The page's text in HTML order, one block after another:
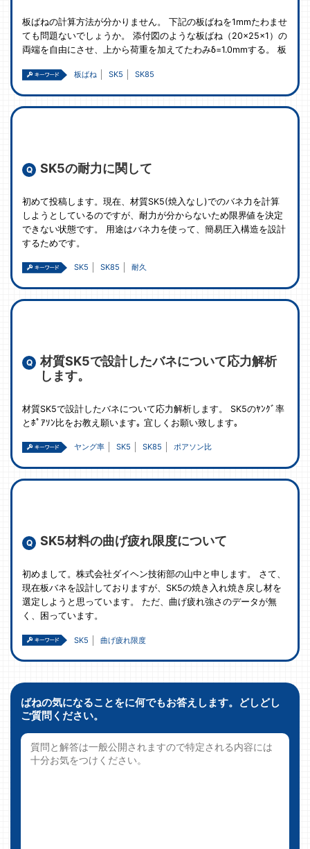
板ばねの計算方法が分かりません。 下記の板ばねを1mmたわませ
ても問題ないでしょうか。 添付図のような板ばね（20×25×1）の
両端を自由にさせ、上から荷重を加えてたわみδ=1.0mmする。 板
板ばね SK5 SK85
SK5の耐力に関して
初めて投稿します。現在、材質SK5(焼入なし)でのバネ力を計算
しようとしているのですが、耐力が分からないため限界値を決定
できない状態です。 用途はバネ力を使って、簡易圧入構造を設計
するためです。
SK5 SK85 耐久
材質SK5で設計したバネについて応力解析
します。
材質SK5で設計したバネについて応力解析します。 SK5のﾔﾝｸﾞ率
とﾎﾟｱｿﾝ比をお教え願います｡ 宜しくお願い致します｡
ヤング率 SK5 SK85 ポアソン比
SK5材料の曲げ疲れ限度について
初めまして。株式会社ダイヘン技術部の山中と申します。 さて、
現在板バネを設計しておりますが、SK5の焼き入れ焼き戻し材を
選定しようと思っています。 ただ、曲げ疲れ強さのデータが無
く、困っています。
SK5 曲げ疲れ限度
ばねの気になることをに何でもお答えします。どしどし
ご質問ください。